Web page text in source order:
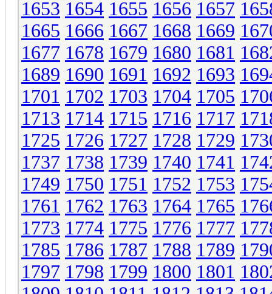
1653 1654 1655 1656 1657
1665 1666 1667 1668 1669
1677 1678 1679 1680 1681
1689 1690 1691 1692 1693
1701 1702 1703 1704 1705
1713 1714 1715 1716 1717
1725 1726 1727 1728 1729
1737 1738 1739 1740 1741
1749 1750 1751 1752 1753
1761 1762 1763 1764 1765
1773 1774 1775 1776 1777
1785 1786 1787 1788 1789
1797 1798 1799 1800 1801